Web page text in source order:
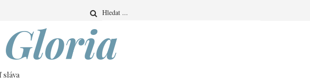
Search
sláva